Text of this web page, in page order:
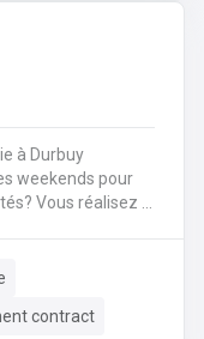
weekends pour
contract